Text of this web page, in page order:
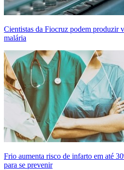
Cientistas da Fiocruz podem produzir
malária
Frio aumenta risco de infarto em até
para se prevenir